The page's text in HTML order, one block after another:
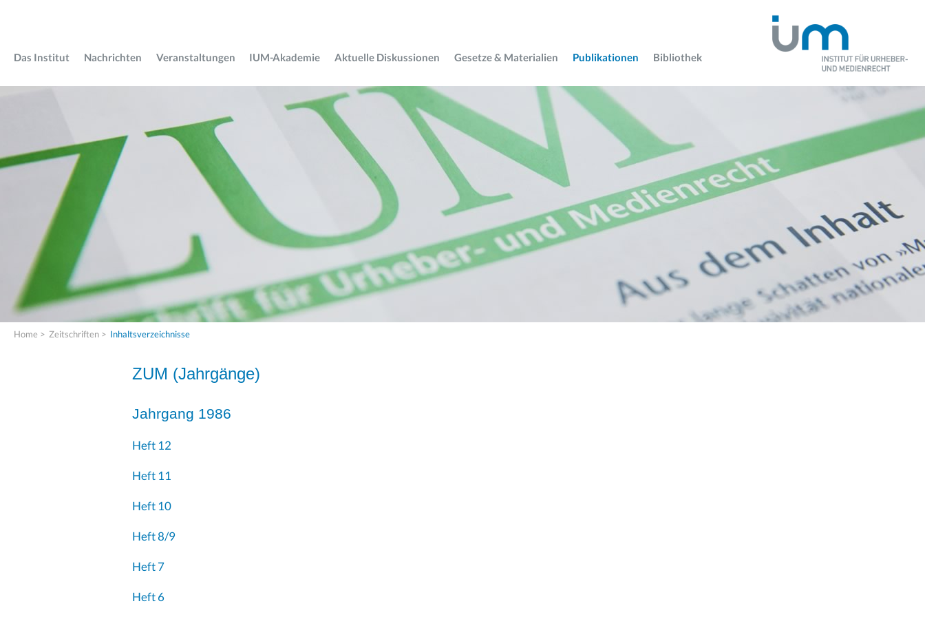
Das Institut Nachrichten Veranstaltungen IUM-Akademie Aktuelle Diskussionen Gesetze & Materialien Publikationen Bibliothek
Home > Zeitschriften > Inhaltsverzeichnisse
ZUM (Jahrgänge)
Jahrgang 1986
Heft 12
Heft 11
Heft 10
Heft 8/9
Heft 7
Heft 6